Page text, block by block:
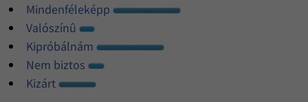
Mindenféleképp
Valószínû
Kipróbálnám
Nem biztos
Kizárt